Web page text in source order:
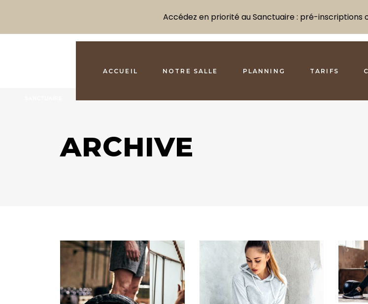
ACCUEIL NOTRE SALLE PLANNING TARIFS
ARCHIVE
Accédez en priorité au Sanctuaire : pré-inscriptions